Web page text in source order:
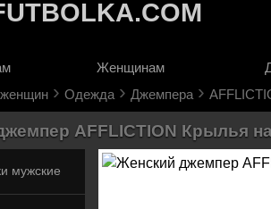
Женщинам
› Одежда › Джемпера ›
мужские
AFFLICTION Крылья